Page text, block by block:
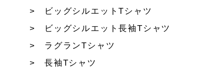
ビッグシルエットTシャツ
ビッグシルエット長袖Tシャツ
ラグランTシャツ
長袖Tシャツ